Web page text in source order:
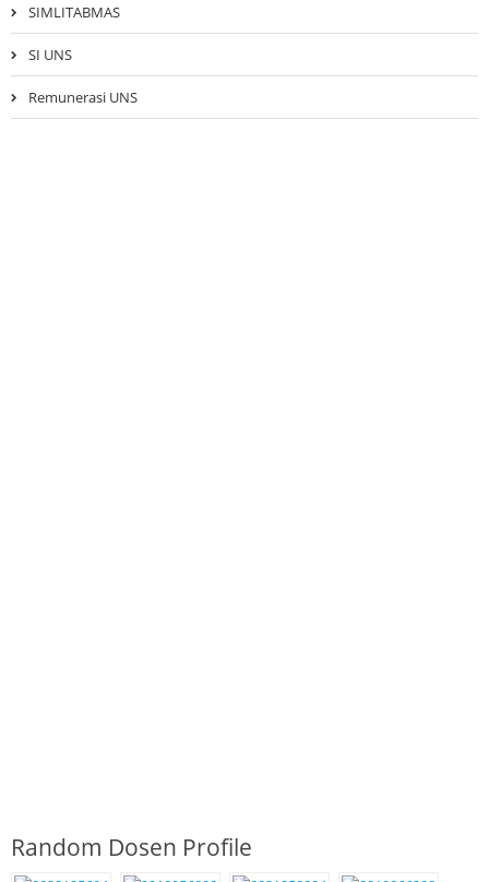
SIMLITABMAS
SI UNS
Remunerasi UNS
Random Dosen Profile